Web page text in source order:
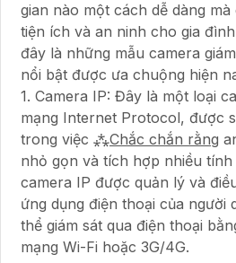
gian nào một cách dễ dàng
tiện ích và an ninh cho gia
đây là những mẫu camera
nổi bật được ưa chuộng hiện
1. Camera IP: Đây là một loại
mạng Internet Protocol, được
trong việc ⁂Chắc chắn rằng
nhỏ gọn và tích hợp nhiều
camera IP được quản lý và
ứng dụng điện thoại của người
thể giám sát qua điện thoại
mạng Wi-Fi hoặc 3G/4G.